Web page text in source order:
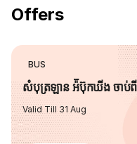
Offers
BUS
សំបុត្រឡាន អ៉ីប៊ុកឃីង ចាប់
Valid Till 31 Aug